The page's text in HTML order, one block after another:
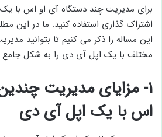
برای مدیریت چند دستگاه آی او اس با
اشتراک گذاری استفاده کنید. ما در این
این مساله را ذکر می کنیم تا بتوانید
مختلف با یک اپل آی دی را به شکل
۱- مزایای مدیریت
اس با یک اپل آی دی